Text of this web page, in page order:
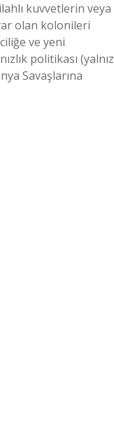
kuvvetlerin veya
olan kolonileri
ve yeni
politikası (yalnız
Savaşlarına